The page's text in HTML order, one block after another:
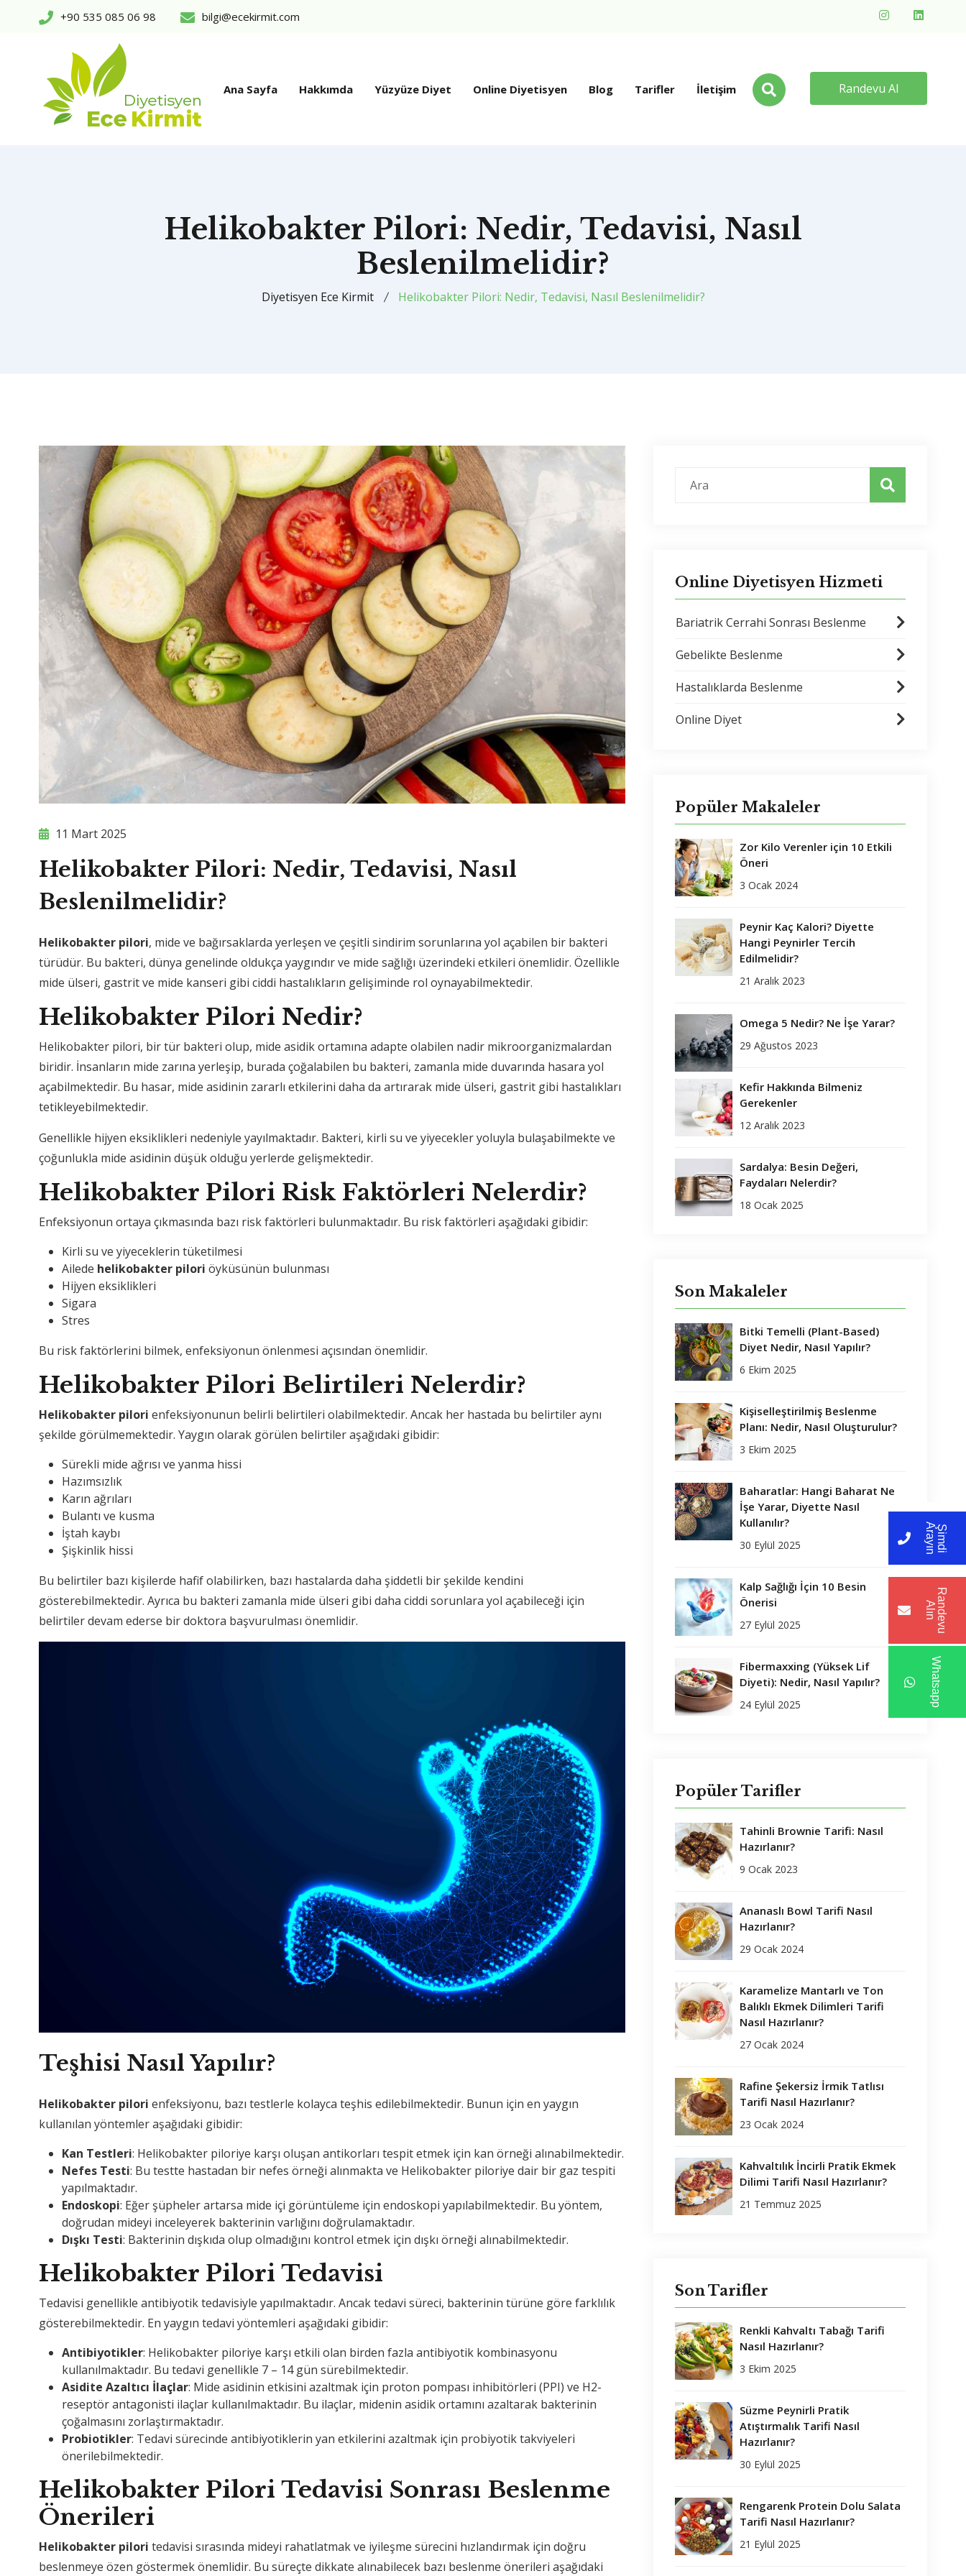
+90 535 085 06 98 bilgi@ecekirmit.com
Ana Sayfa Hakkımda Yüzyüze Diyet Online Diyetisyen Blog Tarifler İletişim Randevu Al
Helikobakter Pilori: Nedir, Tedavisi, Nasıl
Beslenilmelidir?
Diyetisyen Ece Kirmit Helikobakter Pilori: Nedir, Tedavisi, Nasıl Beslenilmelidir?
11 Mart 2025
Helikobakter Pilori: Nedir, Tedavisi, Nasıl
Beslenilmelidir?
Helikobakter pilori, mide ve bağırsaklarda yerleşen ve çeşitli sindirim sorunlarına yol açabilen bir bakteri
türüdür. Bu bakteri, dünya genelinde oldukça yaygındır ve mide sağlığı üzerindeki etkileri önemlidir. Özellikle
mide ülseri, gastrit ve mide kanseri gibi ciddi hastalıkların gelişiminde rol oynayabilmektedir.
Helikobakter Pilori Nedir?
Helikobakter pilori, bir tür bakteri olup, mide asidik ortamına adapte olabilen nadir mikroorganizmalardan
biridir. İnsanların mide zarına yerleşip, burada çoğalabilen bu bakteri, zamanla mide duvarında hasara yol
açabilmektedir. Bu hasar, mide asidinin zararlı etkilerini daha da artırarak mide ülseri, gastrit gibi hastalıkları
tetikleyebilmektedir.
Genellikle hijyen eksiklikleri nedeniyle yayılmaktadır. Bakteri, kirli su ve yiyecekler yoluyla bulaşabilmekte ve
çoğunlukla mide asidinin düşük olduğu yerlerde gelişmektedir.
Helikobakter Pilori Risk Faktörleri Nelerdir?
Enfeksiyonun ortaya çıkmasında bazı risk faktörleri bulunmaktadır. Bu risk faktörleri aşağıdaki gibidir:
Kirli su ve yiyeceklerin tüketilmesi
Ailede helikobakter pilori öyküsünün bulunması
Hijyen eksiklikleri
Sigara
Stres
Bu risk faktörlerini bilmek, enfeksiyonun önlenmesi açısından önemlidir.
Helikobakter Pilori Belirtileri Nelerdir?
Helikobakter pilori enfeksiyonunun belirli belirtileri olabilmektedir. Ancak her hastada bu belirtiler aynı
şekilde görülmemektedir. Yaygın olarak görülen belirtiler aşağıdaki gibidir:
Sürekli mide ağrısı ve yanma hissi
Hazımsızlık
Karın ağrıları
Bulantı ve kusma
İştah kaybı
Şişkinlik hissi
Bu belirtiler bazı kişilerde hafif olabilirken, bazı hastalarda daha şiddetli bir şekilde kendini
gösterebilmektedir. Ayrıca bu bakteri zamanla mide ülseri gibi daha ciddi sorunlara yol açabileceği için
belirtiler devam ederse bir doktora başvurulması önemlidir.
Teşhisi Nasıl Yapılır?
Helikobakter pilori enfeksiyonu, bazı testlerle kolayca teşhis edilebilmektedir. Bunun için en yaygın
kullanılan yöntemler aşağıdaki gibidir:
Kan Testleri: Helikobakter piloriye karşı oluşan antikorları tespit etmek için kan örneği alınabilmektedir.
Nefes Testi: Bu testte hastadan bir nefes örneği alınmakta ve Helikobakter piloriye dair bir gaz tespiti
yapılmaktadır.
Endoskopi: Eğer şüpheler artarsa mide içi görüntüleme için endoskopi yapılabilmektedir. Bu yöntem,
doğrudan mideyi inceleyerek bakterinin varlığını doğrulamaktadır.
Dışkı Testi: Bakterinin dışkıda olup olmadığını kontrol etmek için dışkı örneği alınabilmektedir.
Helikobakter Pilori Tedavisi
Tedavisi genellikle antibiyotik tedavisiyle yapılmaktadır. Ancak tedavi süreci, bakterinin türüne göre farklılık
gösterebilmektedir. En yaygın tedavi yöntemleri aşağıdaki gibidir:
Antibiyotikler: Helikobakter piloriye karşı etkili olan birden fazla antibiyotik kombinasyonu
kullanılmaktadır. Bu tedavi genellikle 7 – 14 gün sürebilmektedir.
Asidite Azaltıcı İlaçlar: Mide asidinin etkisini azaltmak için proton pompası inhibitörleri (PPI) ve H2-
reseptör antagonisti ilaçlar kullanılmaktadır. Bu ilaçlar, midenin asidik ortamını azaltarak bakterinin
çoğalmasını zorlaştırmaktadır.
Probiotikler: Tedavi sürecinde antibiyotiklerin yan etkilerini azaltmak için probiyotik takviyeleri
önerilebilmektedir.
Helikobakter Pilori Tedavisi Sonrası Beslenme
Önerileri
Helikobakter pilori tedavisi sırasında mideyi rahatlatmak ve iyileşme sürecini hızlandırmak için doğru
beslenmeye özen göstermek önemlidir. Bu süreçte dikkate alınabilecek bazı beslenme önerileri aşağıdaki
Online Diyetisyen Hizmeti
Bariatrik Cerrahi Sonrası Beslenme
Gebelikte Beslenme
Hastalıklarda Beslenme
Online Diyet
Popüler Makaleler
Zor Kilo Verenler için 10 Etkili
Öneri
3 Ocak 2024
Peynir Kaç Kalori? Diyette
Hangi Peynirler Tercih
Edilmelidir?
21 Aralık 2023
Omega 5 Nedir? Ne İşe Yarar?
29 Ağustos 2023
Kefir Hakkında Bilmeniz
Gerekenler
12 Aralık 2023
Sardalya: Besin Değeri,
Faydaları Nelerdir?
18 Ocak 2025
Son Makaleler
Bitki Temelli (Plant-Based)
Diyet Nedir, Nasıl Yapılır?
6 Ekim 2025
Kişiselleştirilmiş Beslenme
Planı: Nedir, Nasıl Oluşturulur?
3 Ekim 2025
Baharatlar: Hangi Baharat Ne
İşe Yarar, Diyette Nasıl
Kullanılır?
30 Eylül 2025
Kalp Sağlığı İçin 10 Besin
Önerisi
27 Eylül 2025
Fibermaxxing (Yüksek Lif
Diyeti): Nedir, Nasıl Yapılır?
24 Eylül 2025
Popüler Tarifler
Tahinli Brownie Tarifi: Nasıl
Hazırlanır?
9 Ocak 2023
Ananaslı Bowl Tarifi Nasıl
Hazırlanır?
29 Ocak 2024
Karamelize Mantarlı ve Ton
Balıklı Ekmek Dilimleri Tarifi
Nasıl Hazırlanır?
27 Ocak 2024
Rafine Şekersiz İrmik Tatlısı
Tarifi Nasıl Hazırlanır?
23 Ocak 2024
Kahvaltılık İncirli Pratik Ekmek
Dilimi Tarifi Nasıl Hazırlanır?
21 Temmuz 2025
Son Tarifler
Renkli Kahvaltı Tabağı Tarifi
Nasıl Hazırlanır?
3 Ekim 2025
Süzme Peynirli Pratik
Atıştırmalık Tarifi Nasıl
Hazırlanır?
30 Eylül 2025
Rengarenk Protein Dolu Salata
Tarifi Nasıl Hazırlanır?
21 Eylül 2025
Ş
i
m
d
i
Ar
a
y
ı
n
R
a
n
d
e
v
u
Al
ı
n
Whatsapp